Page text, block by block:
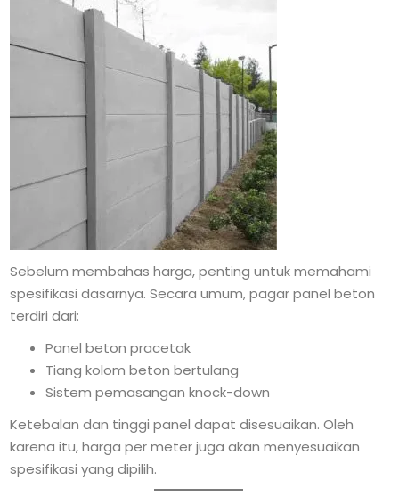
Sebelum membahas harga, penting untuk memahami
spesifikasi dasarnya. Secara umum, pagar panel beton
terdiri dari:
Panel beton pracetak
Tiang kolom beton bertulang
Sistem pemasangan knock-down
Ketebalan dan tinggi panel dapat disesuaikan. Oleh
karena itu, harga per meter juga akan menyesuaikan
spesifikasi yang dipilih.